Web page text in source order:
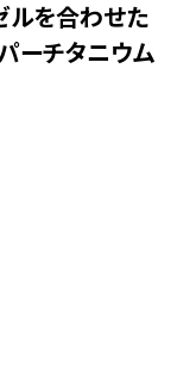
ルを合わせた
ーチタニウム